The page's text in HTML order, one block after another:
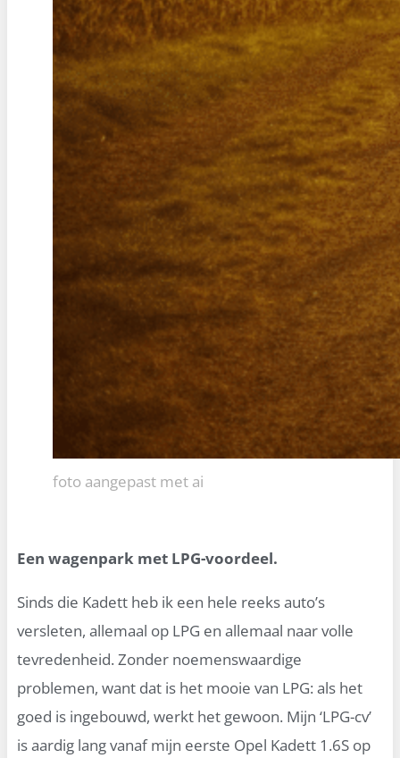
foto aangepast met ai
Een wagenpark met LPG-voordeel.
Sinds die Kadett heb ik een hele reeks auto’s
versleten, allemaal op LPG en allemaal naar volle
tevredenheid. Zonder noemenswaardige
problemen, want dat is het mooie van LPG: als het
goed is ingebouwd, werkt het gewoon. Mijn ‘LPG-cv’
is aardig lang vanaf mijn eerste Opel Kadett 1.6S op